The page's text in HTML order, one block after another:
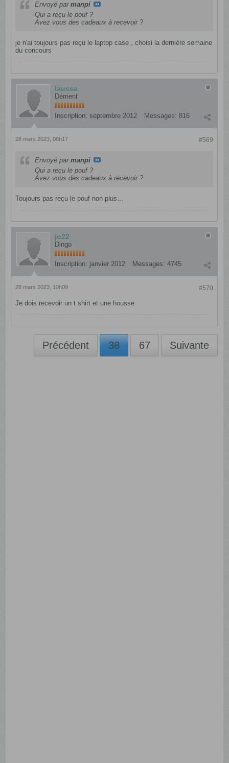
Envoyé parmanpi
Qui a reçu le pouf ?
Avez vous des cadeaux à recevoir ?
je n'ai toujours pas reçu le laptop case , choisi la dernière semaine
du concours
laussa
Dément
Inscription: septembre 2012 Messages: 816
#569
28 mars 2023, 08h17
Envoyé parmanpi
Qui a reçu le pouf ?
Avez vous des cadeaux à recevoir ?
Toujours pas reçu le pouf non plus...
jo22
Dingo
Inscription: janvier 2012 Messages: 4745
#570
28 mars 2023, 10h09
Je dois recevoir un t shirt et une housse
Précédent 38 67 Suivante